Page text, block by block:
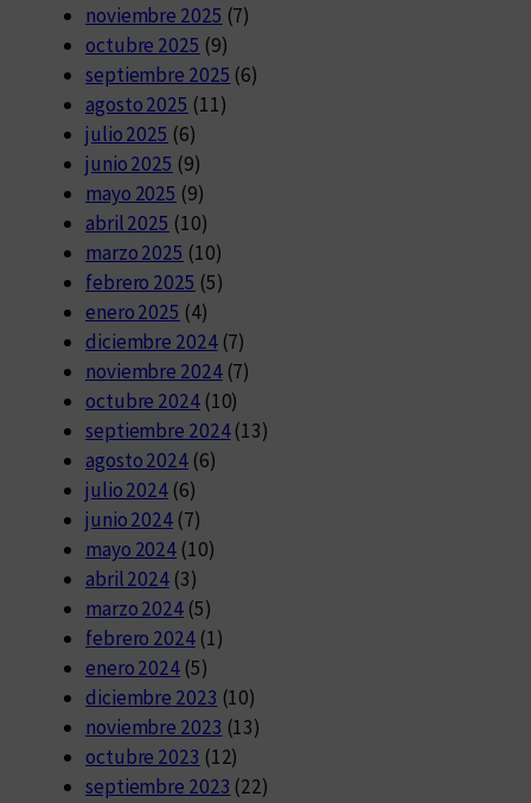
noviembre 2025 (7)
octubre 2025 (9)
septiembre 2025 (6)
agosto 2025 (11)
julio 2025 (6)
junio 2025 (9)
mayo 2025 (9)
abril 2025 (10)
marzo 2025 (10)
febrero 2025 (5)
enero 2025 (4)
diciembre 2024(7)
noviembre 2024(7)
octubre 2024(10)
septiembre 2024(13)
agosto 2024(6)
julio 2024 (6)
junio 2024 (7)
mayo 2024 (10)
abril 2024 (3)
marzo 2024 (5)
febrero 2024(1)
enero 2024 (5)
diciembre 2023 (10)
noviembre 2023 (13)
octubre 2023 (12)
septiembre 2023 (22)